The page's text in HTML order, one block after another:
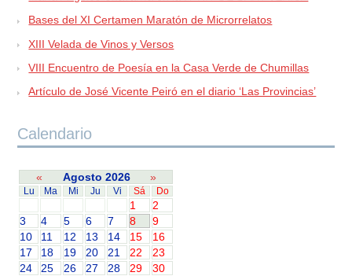
Bases del XI Certamen Maratón de Microrrelatos
XIII Velada de Vinos y Versos
VIII Encuentro de Poesía en la Casa Verde de Chumillas
Artículo de José Vicente Peiró en el diario ‘Las Provincias’
Calendario
« Agosto 2026 »
Lu Ma Mi Ju Vi Sá Do
1
2
3
4 5 6 7 8
9
10
11 12 13 14 15
16
17
18 19 20 21 22
23
24
25 26 27 28 29
30